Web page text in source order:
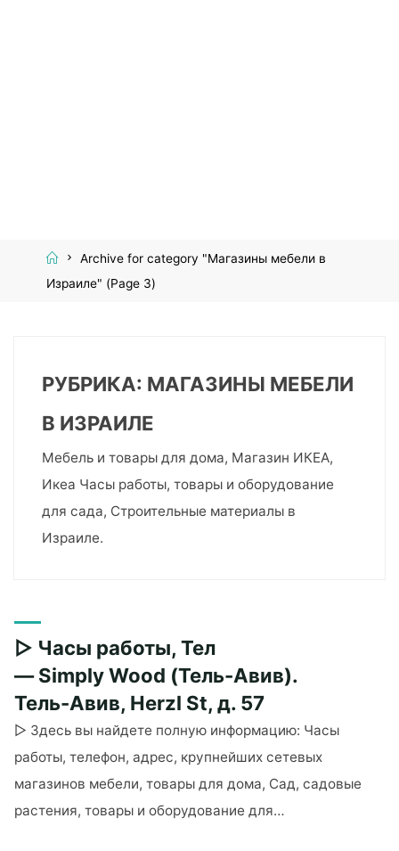
HomeArchive for category "Магазины мебели в
Израиле" (Page 3)
РУБРИКА: МАГАЗИНЫ МЕБЕЛИ
В ИЗРАИЛЕ
Мебель и товары для дома, Магазин ИКЕА,
Икеа Часы работы, товары и оборудование
для сада, Строительные материалы в
Израиле.
▷ Часы работы, Тел
— Simply Wood (Тель-Авив).
Тель-Авив, Herzl St, д. 57
▷ Здесь вы найдете полную информацию: Часы
работы, телефон, адрес, крупнейших сетевых
магазинов мебели, товары для дома, Сад, садовые
растения, товары и оборудование для…